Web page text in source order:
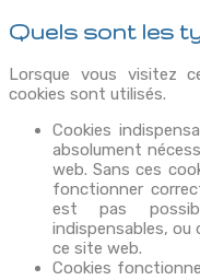
Quels sont les
Lorsque vous visitez
cookies sont utilisés.
Cookies
absolument
web. Sans ces
fonctionner
est pas
indispensables, ou
ce site web.
Cookies